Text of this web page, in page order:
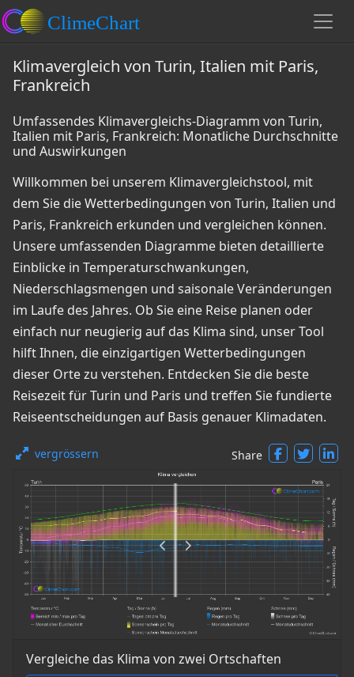
Klimavergleich von Turin, Italien mit Paris,
Frankreich
Umfassendes Klimavergleichs-Diagramm von Turin,
Italien mit Paris, Frankreich: Monatliche Durchschnitte
und Auswirkungen
Willkommen bei unserem Klimavergleichstool, mit
dem Sie die Wetterbedingungen von Turin, Italien und
Paris, Frankreich erkunden und vergleichen können.
Unsere umfassenden Diagramme bieten detaillierte
Einblicke in Temperaturschwankungen,
Niederschlagsmengen und saisonale Veränderungen
im Laufe des Jahres. Ob Sie eine Reise planen oder
einfach nur neugierig auf das Klima sind, unser Tool
hilft Ihnen, die einzigartigen Wetterbedingungen
dieser Orte zu verstehen. Entdecken Sie die beste
Reisezeit für Turin und Paris und treffen Sie fundierte
Reiseentscheidungen auf Basis genauer Klimadaten.
vergrössern Share
Vergleiche das Klima von zwei Ortschaften